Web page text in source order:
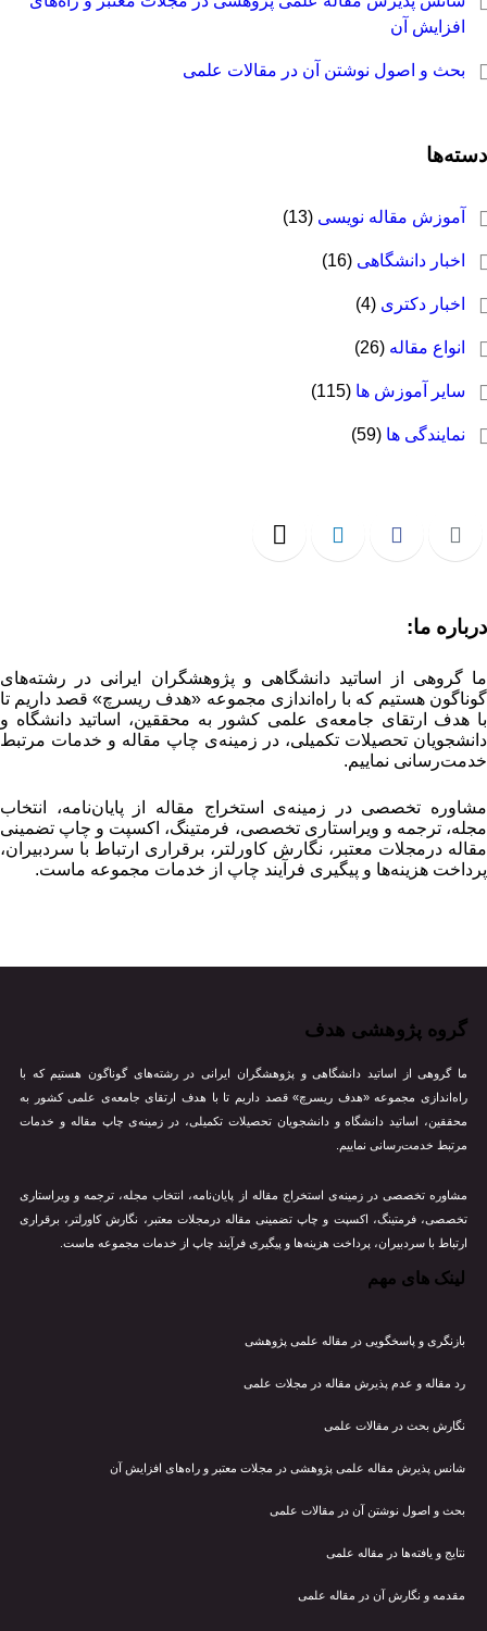
افزایش آن
بحث و اصول نوشتن آن در مقالات علمی
آموزش مقاله نویسی (13)
اخبار دانشگاهی (16)
اخبار دکتری(4)
انواع مقاله(26)
سایر آموزش ها(115)
نمایندگی ها(59)
ما:
گروهی از اساتید دانشگاهی و پژوهشگران ایرانی در رشته‌های
هستیم که با راه‌اندازی مجموعه «هدف ریسرچ» قصد داریم تا
هدف ارتقای جامعه‌ی علمی کشور به محققین، اساتید دانشگاه و
تحصیلات تکمیلی، در زمینه‌ی چاپ مقاله و خدمات مرتبط
نماییم.
تخصصی در زمینه‌ی استخراج مقاله از پایان‌نامه، انتخاب
ترجمه و ویراستاری تخصصی، فرمتینگ، اکسپت و چاپ تضمینی
درمجلات معتبر، نگارش کاورلتر، برقراری ارتباط با سردبیران،
هزینه‌ها و پیگیری فرآیند چاپ از خدمات مجموعه ماست.
گروه پژوهشی هدف
ما گروهی از اساتید دانشگاهی و پژوهشگران ایرانی در رشته‌های گوناگون هستیم که با
راه‌اندازی مجموعه «هدف ریسرچ» قصد داریم تا با هدف ارتقای جامعه‌ی علمی کشور به
محققین، اساتید دانشگاه و دانشجویان تحصیلات تکمیلی، در زمینه‌ی چاپ مقاله و خدمات
مرتبط خدمت‌رسانی نماییم.
مشاوره تخصصی در زمینه‌ی استخراج مقاله از پایان‌نامه، انتخاب مجله، ترجمه و ویراستاری
تخصصی، فرمتینگ، اکسپت و چاپ تضمینی مقاله درمجلات معتبر، نگارش کاورلتر، برقراری
ارتباط با سردبیران، پرداخت هزینه‌ها و پیگیری فرآیند چاپ از خدمات مجموعه ماست.
لینک های مهم
بازنگری و پاسخگویی در مقاله علمی پژوهشی
رد مقاله و عدم پذیرش مقاله در مجلات علمی
نگارش بحث در مقالات علمی
شانس پذیرش مقاله علمی پژوهشی در مجلات معتبر و راه‌های افزایش آن
بحث و اصول نوشتن آن در مقالات علمی
نتایج و یافته‌ها در مقاله علمی
مقدمه و نگارش آن در مقاله علمی